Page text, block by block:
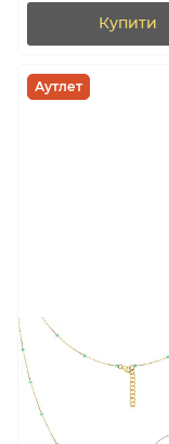
Купити
Аутлет